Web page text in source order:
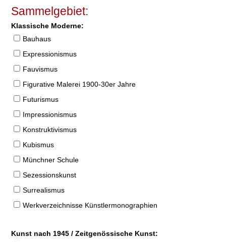
Sammelgebiet:
Klassische Moderne:
Bauhaus
Expressionismus
Fauvismus
Figurative Malerei 1900-30er Jahre
Futurismus
Impressionismus
Konstruktivismus
Kubismus
Münchner Schule
Sezessionskunst
Surrealismus
Werkverzeichnisse Künstlermonographien
Kunst nach 1945 / Zeitgenössische Kunst: